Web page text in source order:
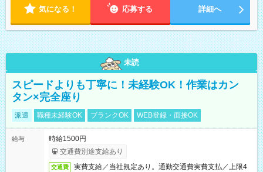
気になる！ 応募する 詳細へ
未読
スピードよりも丁寧に！未経験OK！作業はカン
タン×完全座り
派遣 職種未経験OK ブランクOK WEB登録・面接OK
給与
時給1500円
交通費別途支給あり
交通費
実費支給／当社規定あり。通勤交通費実費支払／上限4